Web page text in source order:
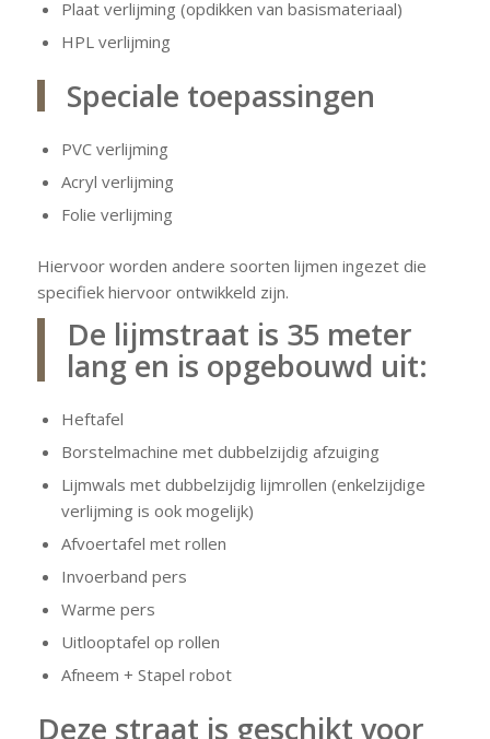
Plaat verlijming (opdikken van basismateriaal)
HPL verlijming
Speciale toepassingen
PVC verlijming
Acryl verlijming
Folie verlijming
Hiervoor worden andere soorten lijmen ingezet die
specifiek hiervoor ontwikkeld zijn.
De lijmstraat is 35 meter
lang en is opgebouwd uit:
Heftafel
Borstelmachine met dubbelzijdig afzuiging
Lijmwals met dubbelzijdig lijmrollen (enkelzijdige
verlijming is ook mogelijk)
Afvoertafel met rollen
Invoerband pers
Warme pers
Uitlooptafel op rollen
Afneem + Stapel robot
Deze straat is geschikt voor